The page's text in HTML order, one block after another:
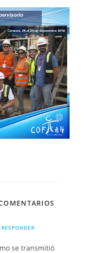
RESPONDER
se transmitió